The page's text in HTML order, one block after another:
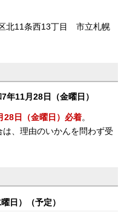
北11条西13丁目 市立札幌
年11月28日（金曜日）
28日（金曜日）必着。
、理由のいかんを問わず受
日）（予定）